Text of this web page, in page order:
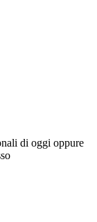
di oggi oppure